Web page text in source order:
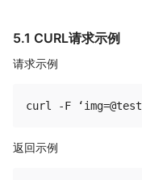
5.1 CURL请求示例
请求示例
返回示例